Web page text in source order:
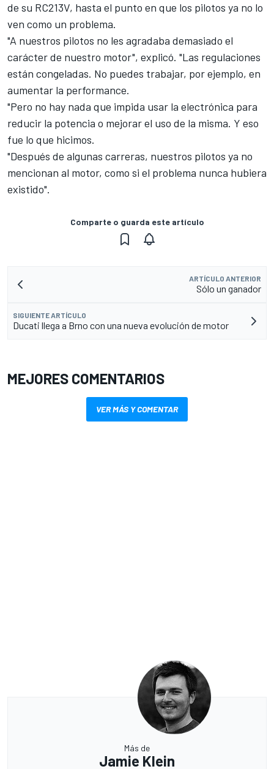
de su RC213V, hasta el punto en que los pilotos ya no lo
ven como un problema.
"A nuestros pilotos no les agradaba demasiado el
carácter de nuestro motor", explicó. "Las regulaciones
están congeladas. No puedes trabajar, por ejemplo, en
aumentar la performance.
"Pero no hay nada que impida usar la electrónica para
reducir la potencia o mejorar el uso de la misma. Y eso
fue lo que hicimos.
"Después de algunas carreras, nuestros pilotos ya no
mencionan al motor, como si el problema nunca hubiera
existido".
Comparte o guarda este artículo
ARTÍCULO ANTERIOR
Sólo un ganador
SIGUIENTE ARTÍCULO
Ducati llega a Brno con una nueva evolución de motor
MEJORES COMENTARIOS
VER MÁS Y COMENTAR
Más de
Jamie Klein